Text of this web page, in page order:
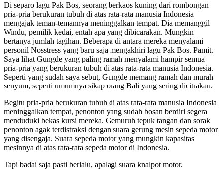
Di separo lagu Pak Bos, seorang berkaos kuning dari rombongan
pria-pria berukuran tubuh di atas rata-rata manusia Indonesia
mengajak teman-temannya meninggalkan tempat. Dia memanggil
Windu, pemilik kedai, entah apa yang dibicarakan. Mungkin
bertanya jumlah tagihan. Beberapa di antara mereka menyalami
personil Nosstress yang baru saja mengakhiri lagu Pak Bos. Pamit.
Saya lihat Gungde yang paling ramah menyalami hampir semua
pria-pria yang berukuran tubuh di atas rata-rata manusia Indonesia.
Seperti yang sudah saya sebut, Gungde memang ramah dan murah
senyum, seperti umumnya sikap orang Bali yang sering dicitrakan.
Begitu pria-pria berukuran tubuh di atas rata-rata manusia Indonesia
meninggalkan tempat, penonton yang sudah bosan berdiri segera
menduduki bekas kursi mereka. Gemuruh tepuk tangan dan sorak
penonton agak terdistraksi dengan suara gerung mesin sepeda motor
yang disengaja. Suara sepeda motor yang mungkin kapasitas
mesinnya di atas rata-rata sepeda motor di Indonesia.
Tapi badai saja pasti berlalu, apalagi suara knalpot motor.